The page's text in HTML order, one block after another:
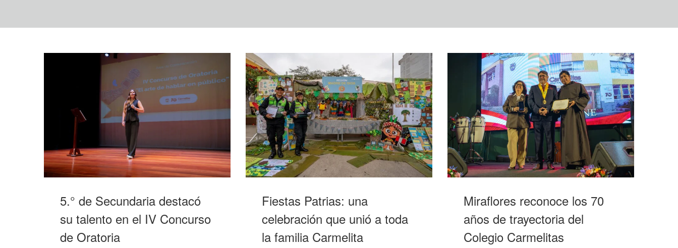
5.° de Secundaria destacó
su talento en el IV Concurso
de Oratoria
Fiestas Patrias: una
celebración que unió a toda
la familia Carmelita
Miraflores reconoce los 70
años de trayectoria del
Colegio Carmelitas